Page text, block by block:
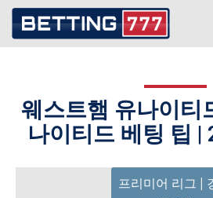
웨스트햄 유나이티
나이티드 베팅 팁 |
프리미어 리그 |